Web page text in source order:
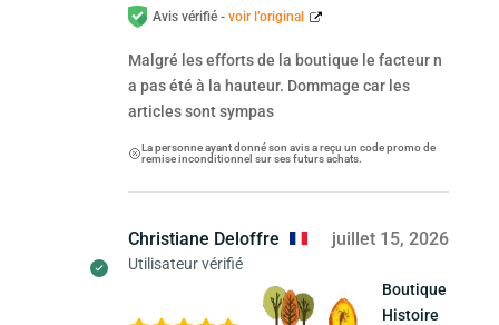
Avis vérifié - voir l’original
Malgré les efforts de la boutique le facteur n
a pas été à la hauteur. Dommage car les
articles sont sympas
La personne ayant donné son avis a reçu un code promo de
remise inconditionnel sur ses futurs achats.
Christiane Deloffre
Utilisateur vérifié
juillet 15, 2026
Boutique
Histoire